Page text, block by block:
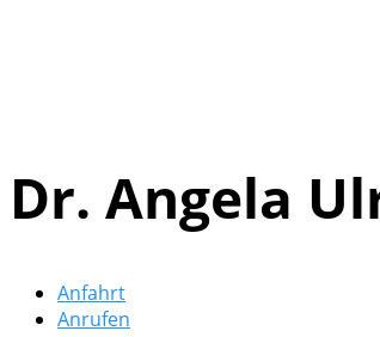
Dr. Angela
Anfahrt
Anrufen